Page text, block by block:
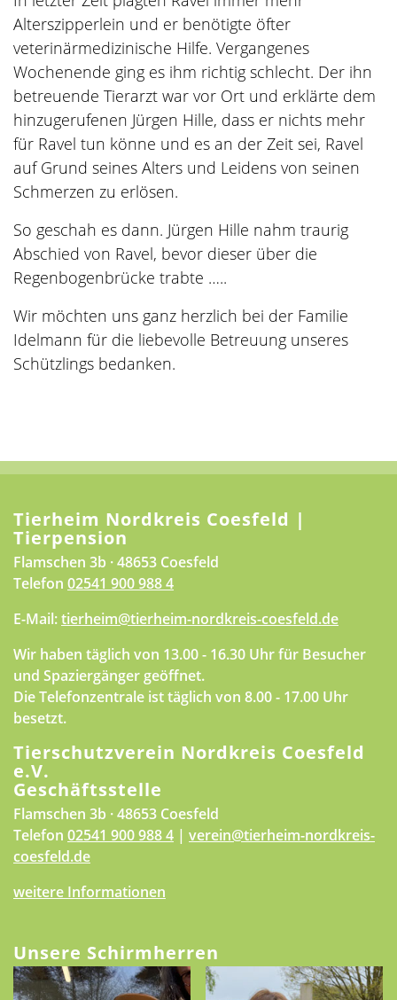
Alterszipperlein und er benötigte öfter
veterinärmedizinische Hilfe. Vergangenes
Wochenende ging es ihm richtig schlecht. Der ihn
betreuende Tierarzt war vor Ort und erklärte dem
hinzugerufenen Jürgen Hille, dass er nichts mehr
für Ravel tun könne und es an der Zeit sei, Ravel
auf Grund seines Alters und Leidens von seinen
Schmerzen zu erlösen.
So geschah es dann. Jürgen Hille nahm traurig
Abschied von Ravel, bevor dieser über die
Regenbogenbrücke trabte …..
Wir möchten uns ganz herzlich bei der Familie
Idelmann für die liebevolle Betreuung unseres
Schützlings bedanken.
Tierheim Nordkreis Coesfeld |
Tierpension
Flamschen 3b · 48653 Coesfeld
Telefon 02541 900 988 4
E-Mail:tierheim@tierheim-nordkreis-coesfeld.de
Wir haben täglich von 13.00 - 16.30 Uhr für Besucher
und Spaziergänger geöffnet.
Die Telefonzentrale ist täglich von 8.00 - 17.00 Uhr
besetzt.
Tierschutzverein Nordkreis Coesfeld
e.V.
Geschäftsstelle
Flamschen 3b · 48653 Coesfeld
Telefon 02541 900 988 4 | verein@tierheim-nordkreis-
coesfeld.de
weitere Informationen
Unsere Schirmherren